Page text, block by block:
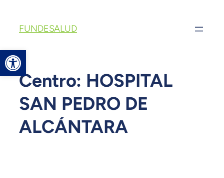
Abrir barra de herramientas
FUNDESALUD
Centro: HOSPITAL
SAN PEDRO DE
ALCÁNTARA